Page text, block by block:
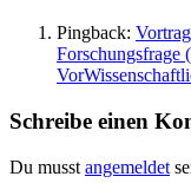
Pingback:
Forschungsfrage
Schreibe einen
Du musst angemeldet